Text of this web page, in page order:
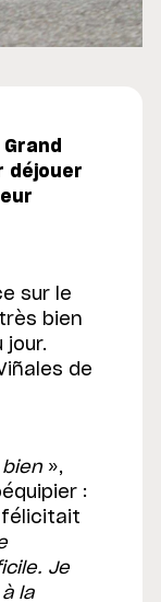
déjouer
sur le
bien
jour.
de
bien»,
:
félicitait
Je
la